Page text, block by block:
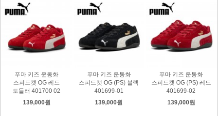
푸마 키즈 운동화
스피드캣 OG 레드
토들러 401700 02
139,000원
푸마 키즈 운동화
스피드캣 OG (PS) 블랙
401699-01
139,000원
푸마 키즈 운동화
스피드캣 OG (PS) 레드
401699-02
139,000원